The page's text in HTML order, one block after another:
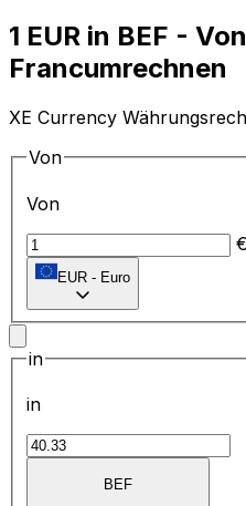
1 EUR in BEF -
Francumrechnen
XE Currency
Von
Von
€
EUR - Euro
in
in
BEF